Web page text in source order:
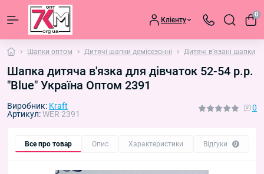
Клієнту
0
Шапки оптом Дитячі шапки демісезонні Дитячі в'язані шапки
Шапка дитяча в'язка для дівчаток 52-54 р.р.
"Blue" Україна Оптом 2391
Виробник: Kraft
Артикул:WER 2391
0
Все про товар Опис Характеристики Відгуки 0